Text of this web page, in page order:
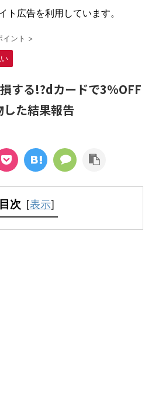
ト広告を利用しています。
イント >
する!?dカードで3%OFF
た結果報告
目次 [表示]